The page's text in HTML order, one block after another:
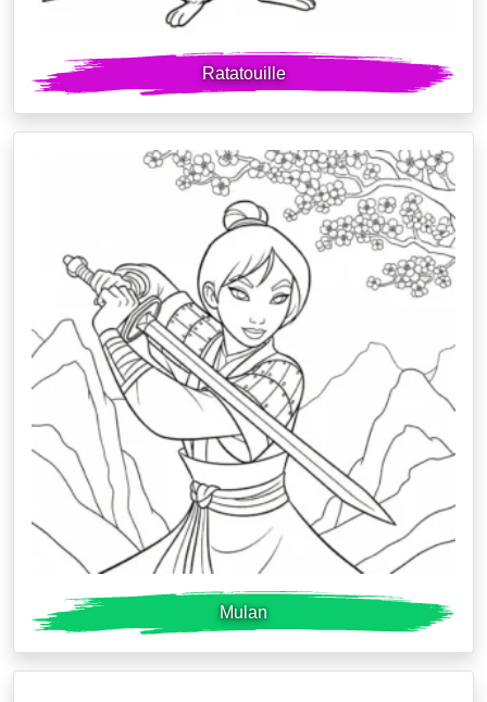
Ratatouille
Mulan